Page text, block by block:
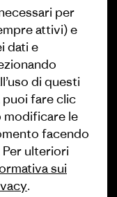
affiliazione
Mappa del
per
attivi) e
dati e
di questi
fare clic
modificare le
facendo
ulteriori
sui
.